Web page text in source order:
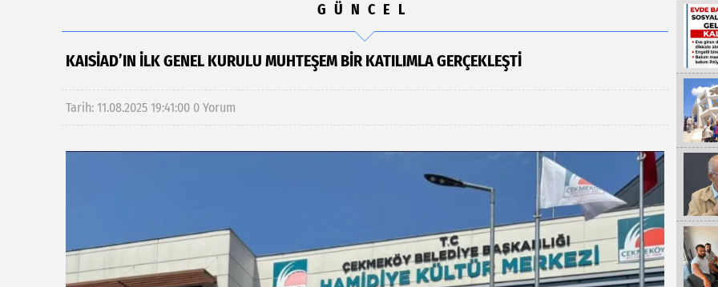
GÜNCEL
KAISİAD’IN İLK GENEL KURULU MUHTEŞEM BIR KATILIMLA GERÇEKLEŞTI
Tarih: 11.08.2025 19:41:00 0 Yorum